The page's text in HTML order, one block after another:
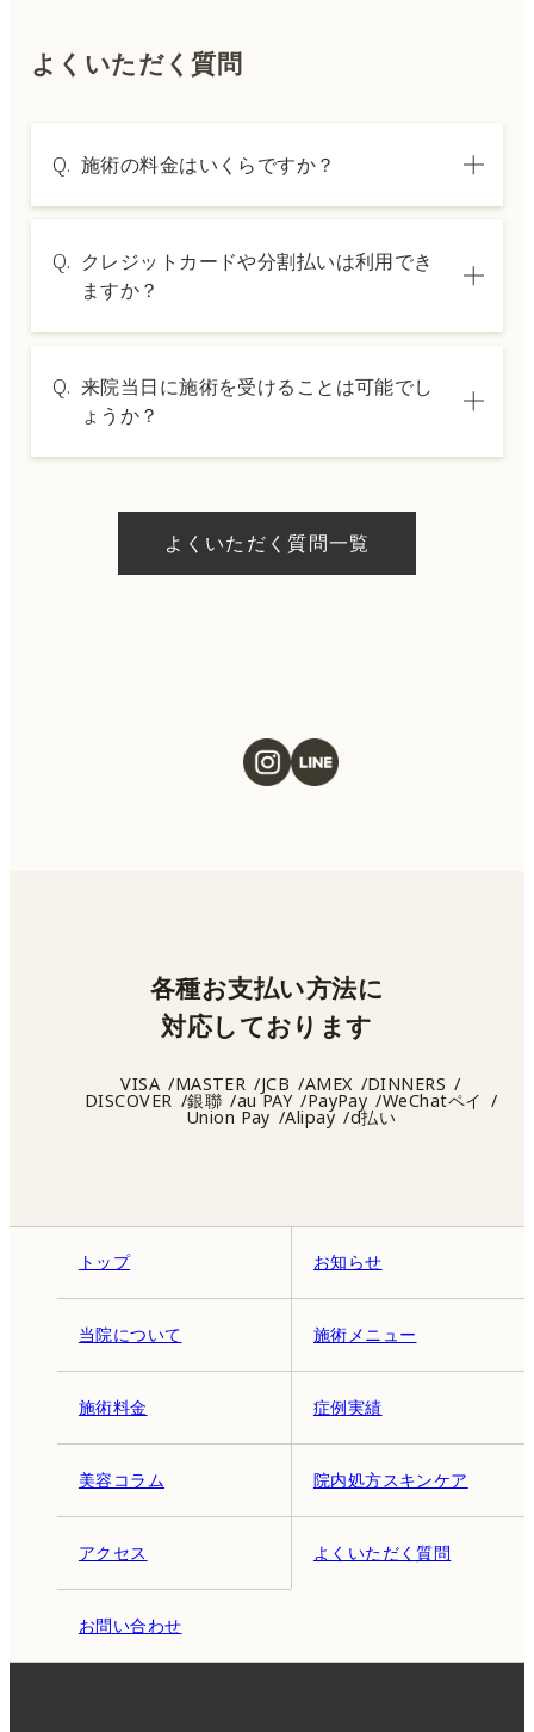
よくいただく質問
Q. 施術の料金はいくらですか？
は料金表ページをご確認いただくか、カウン
セリングでご案内いたします。
Q. クレジットカードや分割払いは利用でき
ますか？
した分割払いも可能です。詳細は受付スタッ
フにお問い合わせください。
Q. 来院当日に施術を受けることは可能でし
ょうか？
ただける施術もございます。当日の施術をご
希望の場合は、ご予約の際にお気軽にご相談
よくいただく質問一覧
トップ お知らせ
当院について 施術メニュー
施術料金 症例実績
美容コラム 院内処方スキンケア
アクセス よくいただく質問
お問い合わせ
各種お支払い方法に
対応しております
VISA MASTER JCB AMEX DINNERS
DISCOVER 銀聯 au PAY PayPay WeChatペイ
Union Pay Alipay d払い